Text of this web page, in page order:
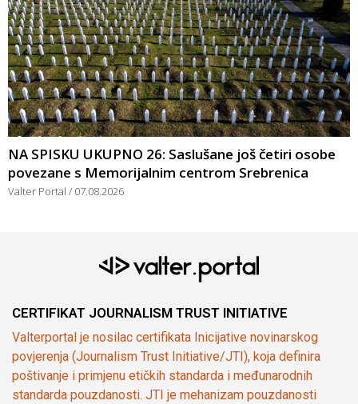
NA SPISKU UKUPNO 26: Saslušane još četiri osobe
povezane s Memorijalnim centrom Srebrenica
Valter Portal 07.08.2026
CERTIFIKAT JOURNALISM TRUST INITIATIVE
Valterportal je nosilac certifikata Inicijative novinarskog
povjerenja (Journalism Trust Initiative/JTI), koja definira
poštivanje i primjenu etičkih standarda i međunarodnih
standarda pouzdanosti. JTI je mehanizam pouzdanosti